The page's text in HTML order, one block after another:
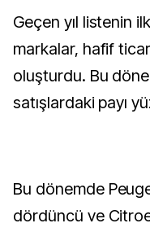
Geçen yıl listenin
markalar, hafif
oluşturdu. Bu
satışlardaki payı
Bu dönemde
dördüncü ve